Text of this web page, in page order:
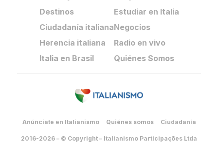
Destinos
Ciudadanía italiana
Herencia italiana
Italia en Brasil
Estudiar en Italia
Negocios
Radio en vivo
Quiénes Somos
Anúnciate en Italianismo Quiénes somos Ciudadanía
2016-2026 – © Copyright – Italianismo Participações Ltda